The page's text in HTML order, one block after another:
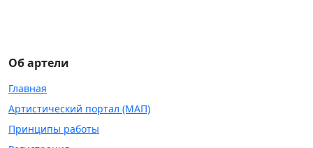
Об артели
Главная
Артистический портал (МАП)
Принципы работы